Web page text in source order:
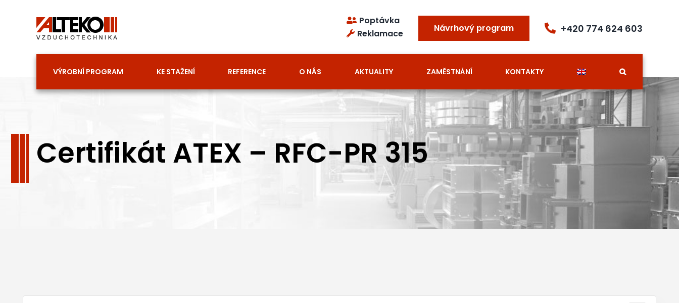
Poptávka
Reklamace
Návrhový program +420 774 624 603
VÝROBNÍ PROGRAM KE STAŽENÍ REFERENCE O NÁS AKTUALITY ZAMĚSTNÁNÍ KONTAKTY
Certifikát ATEX – RFC-PR 315